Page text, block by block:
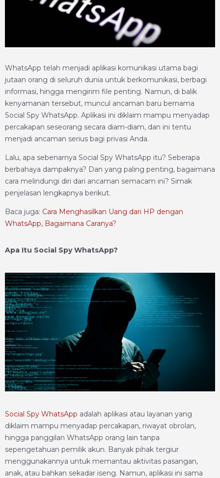
WhatsApp telah menjadi aplikasi komunikasi utama bagi
jutaan orang di seluruh dunia untuk berkomunikasi, berbagi
informasi, hingga mengirim file penting. Namun, di balik
kenyamanan tersebut, muncul ancaman baru bernama
Social Spy WhatsApp. Aplikasi ini diklaim mampu menyadap
percakapan seseorang secara diam-diam, dan ini tentu
menjadi ancaman serius bagi privasi Anda.
Lalu, apa sebenarnya Social Spy WhatsApp itu? Seberapa
berbahaya dampaknya? Dan yang paling penting, bagaimana
cara melindungi diri dari ancaman semacam ini? Simak
penjelasan lengkapnya berikut.
Baca juga: Cara Menghasilkan Uang dari HP dengan
WhatsApp, Bagaimana Caranya?
Apa Itu Social Spy WhatsApp?
Social Spy WhatsApp adalah aplikasi atau layanan yang
diklaim mampu menyadap percakapan, riwayat obrolan,
hingga panggilan WhatsApp orang lain tanpa
sepengetahuan pemilik akun. Banyak pihak tergiur
menggunakannya untuk memantau aktivitas pasangan,
anak, atau bahkan sekadar iseng. Namun, aplikasi ini sama